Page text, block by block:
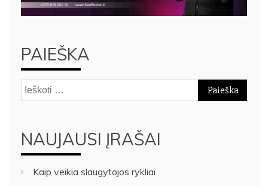
PAIEŠKA
Ieškoti:
NAUJAUSI ĮRAŠAI
Kaip veikia slaugytojos rykliai